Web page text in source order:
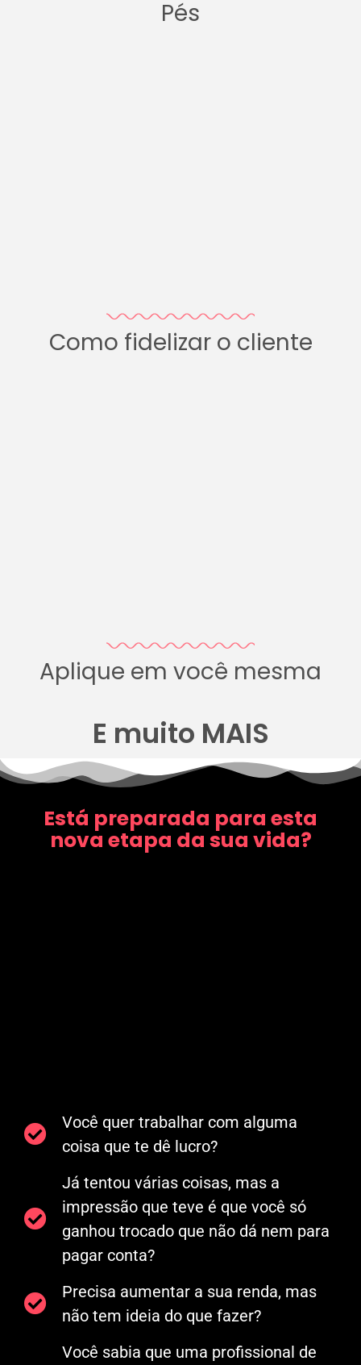
Pés
Como fidelizar o cliente
Aplique em você mesma
E muito MAIS
Está preparada para esta
nova etapa da sua vida?
Você quer trabalhar com alguma
coisa que te dê lucro?
Já tentou várias coisas, mas a
impressão que teve é que você só
ganhou trocado que não dá nem para
pagar conta?
Precisa aumentar a sua renda, mas
não tem ideia do que fazer?
Você sabia que uma profissional de